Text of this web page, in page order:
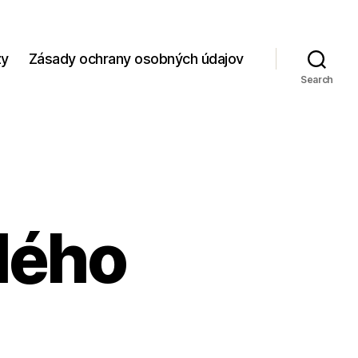
Zásady ochrany osobných údajov
Search